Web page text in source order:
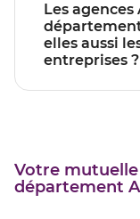
Les agences AÉSIO mutuelle du
elles aussi
entreprises ?
Votre
département